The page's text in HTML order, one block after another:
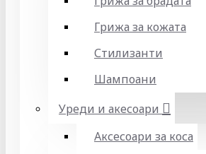
Грижа за кожата
Стилизанти
Шампоани
Уреди и акесоари
Аксесоари за коса